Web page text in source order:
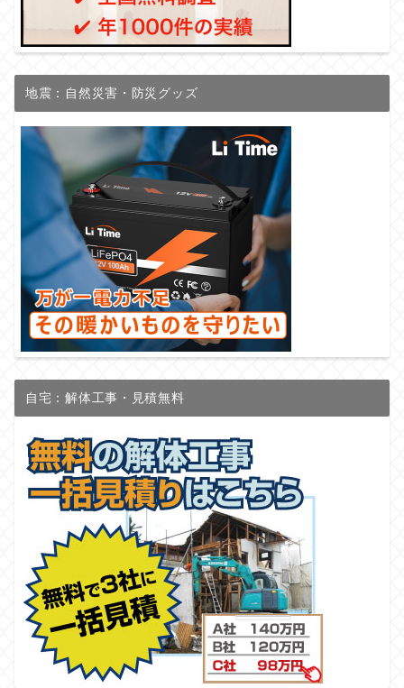
地震：自然災害・防災グッズ
自宅：解体工事・見積無料